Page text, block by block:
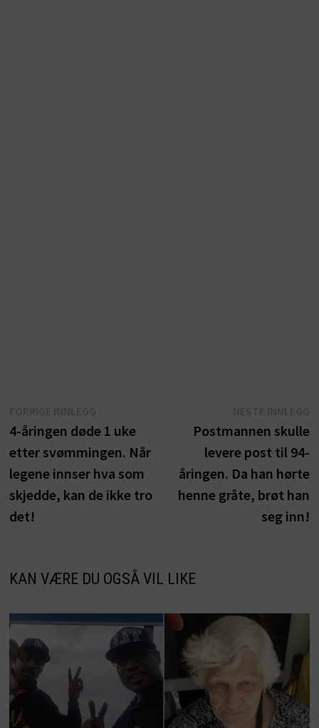
innlegg:
4-åringen døde 1 uke
etter svømmingen. Når
legene innser hva som
skjedde, kan de ikke tro
det!
Postmannen skulle
levere post til 94-
åringen. Da han hørte
henne gråte, brøt han
seg inn!
KAN VÆRE DU OGSÅ VIL LIKE